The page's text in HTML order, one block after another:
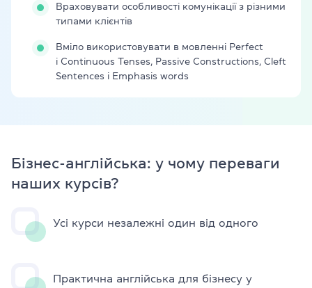
Враховувати особливості комунікації з різними
типами клієнтів
Вміло використовувати в мовленні Perfect
і Continuous Tenses, Passive Constructions, Cleft
Sentences і Emphasis words
Бізнес-англійська: у чому переваги
наших курсів?
Усі курси незалежні один від одного
Практична англійська для бізнесу у